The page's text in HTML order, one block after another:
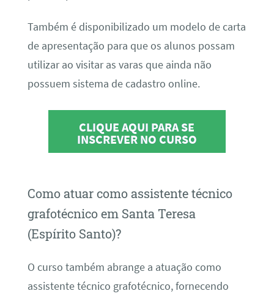
Também é disponibilizado um modelo de carta
de apresentação para que os alunos possam
utilizar ao visitar as varas que ainda não
possuem sistema de cadastro online.
CLIQUE AQUI PARA SE
INSCREVER NO CURSO
Como atuar como assistente técnico
grafotécnico em Santa Teresa
(Espírito Santo)?
O curso também abrange a atuação como
assistente técnico grafotécnico, fornecendo